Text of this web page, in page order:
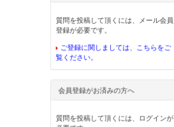
質問を投稿して頂くには、メール会員
登録が必要です。
ご登録に関しましては、こちらをご
覧ください。
会員登録がお済みの方へ
質問を投稿して頂くには、ログインが